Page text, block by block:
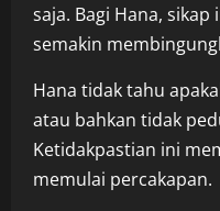
saja. Bagi Hana,
semakin
Hana tidak tahu
atau bahkan tidak
Ketidakpastian ini
memulai percakapan.